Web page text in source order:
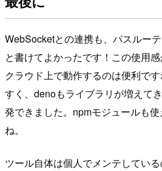
WebSocketとの連携も、パスルー
と書けてよかったです！この使用
クラウド上で動作するのは便利で
すく、denoもライブラリが増えて
発できました。npmモジュールも
ね。
ツール自体は個人でメンテしてい